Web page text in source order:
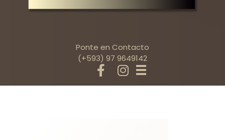
Ponte en Contacto
(+593) 97 9649142